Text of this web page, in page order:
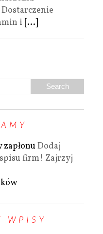
i [...]
Dodaj
firm! Zajrzyj
WPISY